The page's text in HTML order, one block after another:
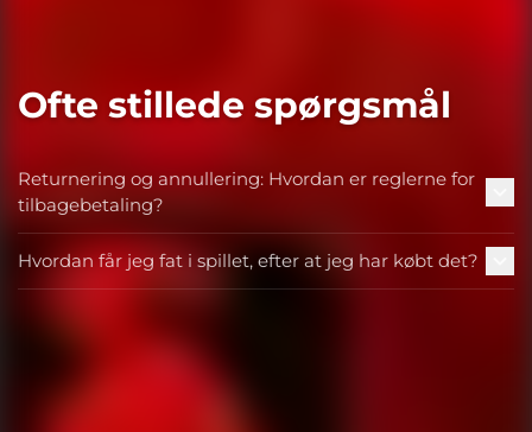
Ofte stillede spørgsmål
Returnering og annullering: Hvordan er reglerne for
tilbagebetaling?
Hvordan får jeg fat i spillet, efter at jeg har købt det?